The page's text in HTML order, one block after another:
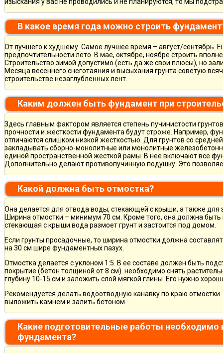
изыскания у вас не проводились и не планируются, то мы
В какое время года можно строить
От лучшего к худшему. Самое лучшее время – август/сентябрь.
предпочтительности лето. В мае, октябре, ноябре строить
Строительство зимой допустимо (есть да же свои плюсы), но
Месяца весеннего снеготаяния и высыхания грунта советую
строительстве незаглубленных лент.
Каким должен быть фундамент при
Здесь главным фактором является степень пучинистости
прочности и жесткости фундамента будут строже. Например,
отличаются слишком низкой жесткостью. Для грунтов со
закладывать сборно-монолитные или монолитные
единой пространственной жесткой рамы. В нее включают все
Дополнительно делают противопучинную подушку. Это
Какой должна быть отмостка?
Она делается для отвода воды, стекающей с крыши, а также для
Ширина отмостки – минимум 70 см. Кроме того, она должна быть
стекающая с крыши вода размоет грунт и застоится под домом.
Если грунты просадочные, то ширина отмостки должна
на 30 см шире фундаментных пазух.
Отмостка делается с уклоном 1:5. В ее составе должен быть
покрытие (бетон толщиной от 8 см). необходимо снять
глубину 10-15 см и заложить слой мягкой глины. Его нужно
Рекомендуется делать водоотводную канавку по краю
выложить камнем и залить бетоном.
Какие подготовительные работы необходимо
фундамента?